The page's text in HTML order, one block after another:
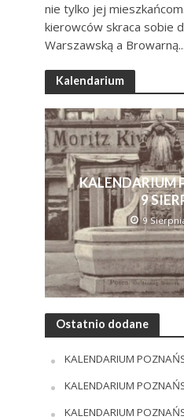
nie tylko jej
kierowców skraca sobie
Warszawską a Browarną...
Kalendarium
KALENDARIUM
9
9
Ostatnio dodane
KALENDARIUM
KALENDARIUM
KALENDARIUM